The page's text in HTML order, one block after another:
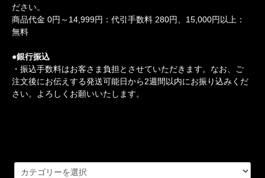
ださい。
商品代金 0円～14,999円：代引手数料 280円、15,000円以上：
無料
●銀行振込
・振込手数料はお客さま負担とさせていただきます。なお、ご
注文後にお伝えする発送可能日から2週間以内にお振り込みくだ
さい。よろしくお願いいたします。